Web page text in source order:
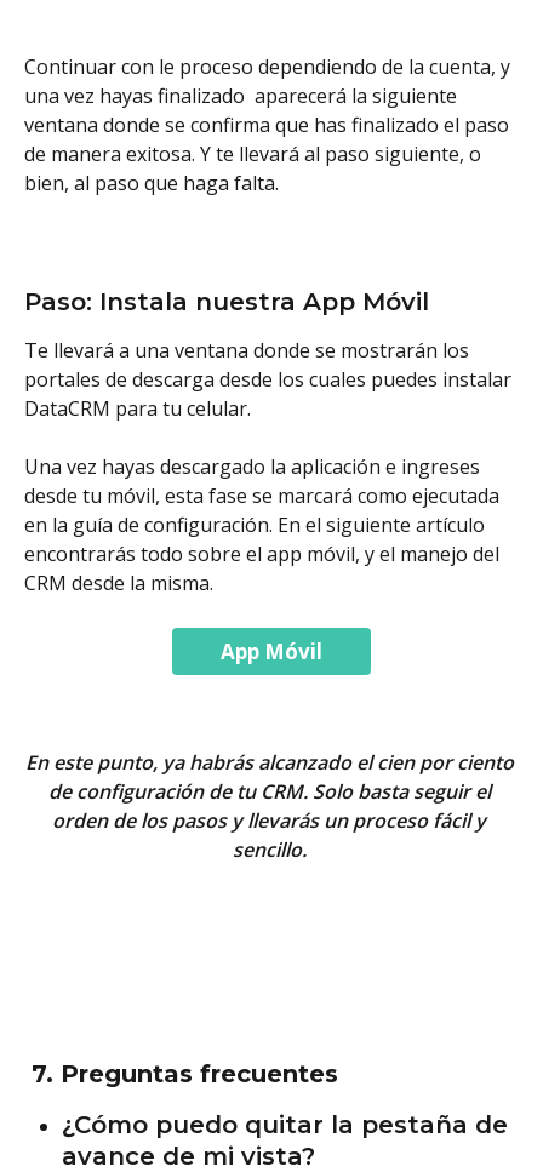
Continuar con le proceso dependiendo de la cuenta, y
una vez hayas finalizado  aparecerá la siguiente
ventana donde se confirma que has finalizado el paso
de manera exitosa. Y te llevará al paso siguiente, o
bien, al paso que haga falta.
Paso: Instala nuestra App Móvil
Te llevará a una ventana donde se mostrarán los
portales de descarga desde los cuales puedes instalar
DataCRM para tu celular.
Una vez hayas descargado la aplicación e ingreses
desde tu móvil, esta fase se marcará como ejecutada
en la guía de configuración. En el siguiente artículo
encontrarás todo sobre el app móvil, y el manejo del
CRM desde la misma.
App Móvil
En este punto, ya habrás alcanzado el cien por ciento
de configuración de tu CRM. Solo basta seguir el
orden de los pasos y llevarás un proceso fácil y
sencillo.
7. Preguntas frecuentes
¿Cómo puedo quitar la pestaña de
avance de mi vista?